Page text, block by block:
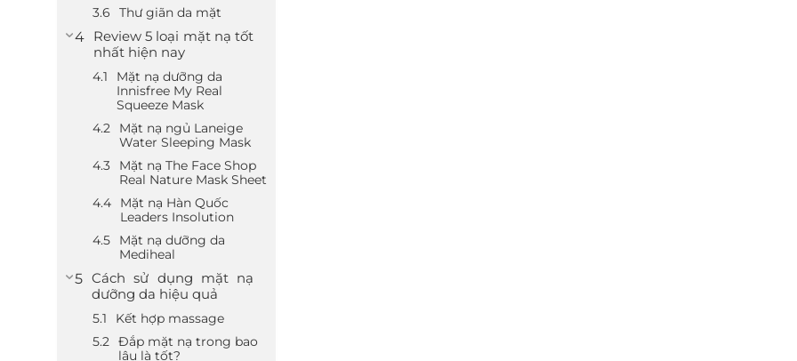
Thư giãn da mặt
Review 5 loại mặt nạ tốt
nhất hiện nay
Mặt nạ dưỡng da
Innisfree My Real
Squeeze Mask
Mặt nạ ngủ Laneige
Water Sleeping Mask
Mặt nạ The Face Shop
Real Nature Mask Sheet
Mặt nạ Hàn Quốc
Leaders Insolution
Mặt nạ dưỡng da
Mediheal
Cách sử dụng mặt nạ
dưỡng da hiệu quả
Kết hợp massage
Đắp mặt nạ trong bao
lâu là tốt?